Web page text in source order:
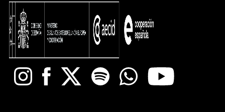
InstagramFacebook
X Spotify WhatsappYoutube